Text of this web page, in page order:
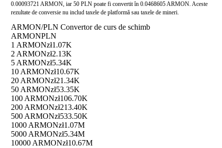
0.00093721 ARMON, iar 50 PLN poate fi convertit în 0.0468605 ARMON. Aceste
rezultate de conversie nu includ taxele de platformă sau taxele de mineri.
ARMON/PLN Convertor de curs de schimb
ARMONPLN
1 ARMONzł1.07K
2 ARMONzł2.13K
5 ARMONzł5.34K
10 ARMONzł10.67K
20 ARMONzł21.34K
50 ARMONzł53.35K
100 ARMONzł106.70K
200 ARMONzł213.40K
500 ARMONzł533.50K
1000 ARMONzł1.07M
5000 ARMONzł5.34M
10000 ARMONzł10.67M